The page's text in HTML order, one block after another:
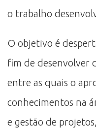
o trabalho
O objetivo é
fim de desenvolver
entre as quais o
conhecimentos na
e gestão de